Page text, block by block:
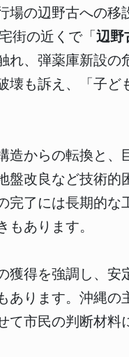
の辺野古への
街の近くで「辺野
、弾薬庫新設
も訴え、「子
からの転換と
改良など技術
了には長期的
あります。
得を強調し、
ります。沖縄
市民の判断材料